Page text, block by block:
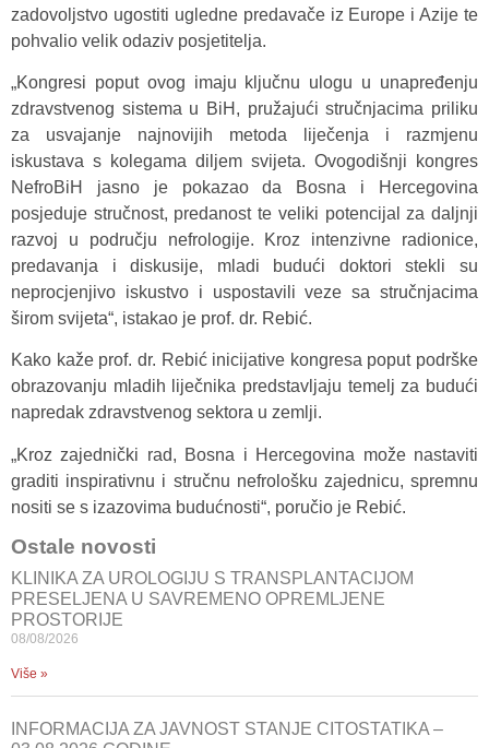
zadovoljstvo ugostiti ugledne predavače iz Europe i Azije te
pohvalio velik odaziv posjetitelja.
„Kongresi poput ovog imaju ključnu ulogu u unapređenju
zdravstvenog sistema u BiH, pružajući stručnjacima priliku
za usvajanje najnovijih metoda liječenja i razmjenu
iskustava s kolegama diljem svijeta. Ovogodišnji kongres
NefroBiH jasno je pokazao da Bosna i Hercegovina
posjeduje stručnost, predanost te veliki potencijal za daljnji
razvoj u području nefrologije. Kroz intenzivne radionice,
predavanja i diskusije, mladi budući doktori stekli su
neprocjenjivo iskustvo i uspostavili veze sa stručnjacima
širom svijeta“, istakao je prof. dr. Rebić.
Kako kaže prof. dr. Rebić inicijative kongresa poput podrške
obrazovanju mladih liječnika predstavljaju temelj za budući
napredak zdravstvenog sektora u zemlji.
„Kroz zajednički rad, Bosna i Hercegovina može nastaviti
graditi inspirativnu i stručnu nefrološku zajednicu, spremnu
nositi se s izazovima budućnosti“, poručio je Rebić.
Ostale novosti
KLINIKA ZA UROLOGIJU S TRANSPLANTACIJOM
PRESELJENA U SAVREMENO OPREMLJENE
PROSTORIJE
08/08/2026
Više »
INFORMACIJA ZA JAVNOST STANJE CITOSTATIKA –